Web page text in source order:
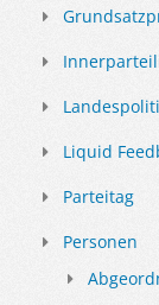
Liquid
Parteitag
Personen